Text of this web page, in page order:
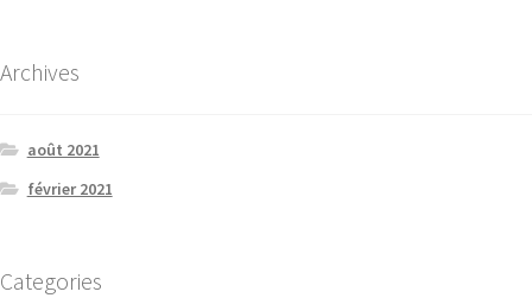
Archives
août 2021
février 2021
Categories